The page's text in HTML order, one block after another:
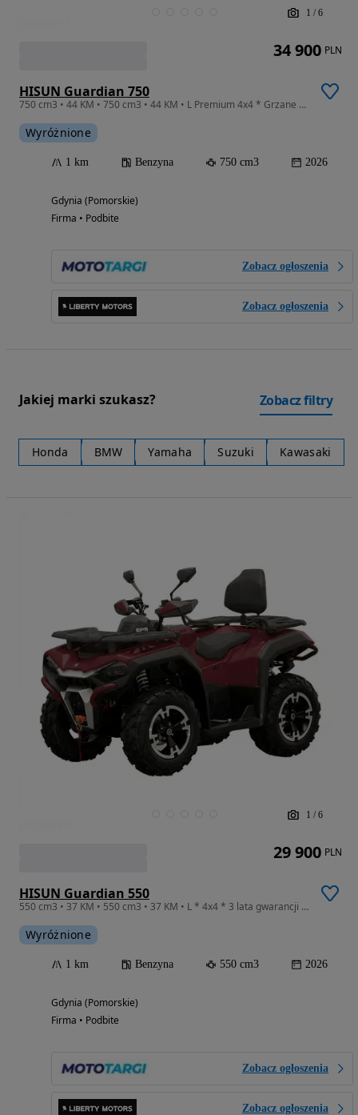
1 / 6
HISUN Guardian 750
750 cm3 • 44 KM • 750 cm3 • 44 KM • L Premium 4x4 * Grzane manetki * Grzane siedzenie *
Wyróżnione
1 km Benzyna 750 cm3 2026
Gdynia (Pomorskie)
Firma • Podbite
Zobacz ogłoszenia
Zobacz ogłoszenia
34 900 PLN
Jakiej marki szukasz? Zobacz filtry
Honda BMW Yamaha Suzuki Kawasaki
1 / 6
HISUN Guardian 550
550 cm3 • 37 KM • 550 cm3 • 37 KM • L * 4x4 * 3 lata gwarancji * Autoryzowany Dealer! *
Wyróżnione
1 km Benzyna 550 cm3 2026
Gdynia (Pomorskie)
Firma • Podbite
Zobacz ogłoszenia
Zobacz ogłoszenia
29 900 PLN